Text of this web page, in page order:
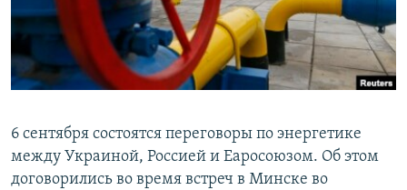
ПОБЕДИТЕЛЕЙ НЕ СУДЯТ?
КРЫМ.НЕПОКОРЕННЫЙ
ELIFBE
ПРИСОЕДИНЯЙТЕСЬ!
Все сайты RFE/RL
6 сентября состоятся переговоры по энергетике
между Украиной, Россией и Еаросоюзом. Об этом
договорились во время встреч в Минске во